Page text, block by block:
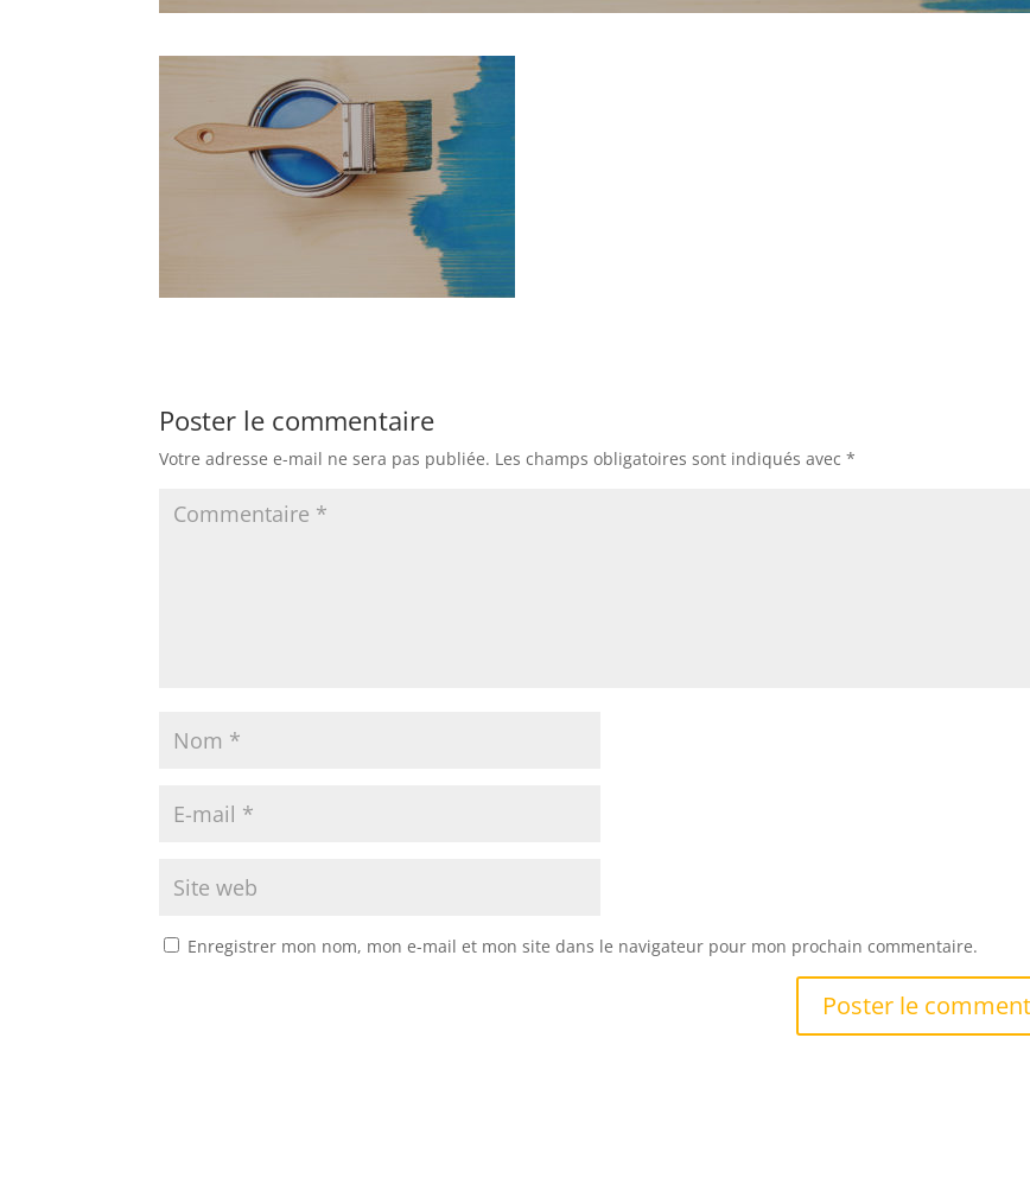
Poster le commentaire
Votre adresse e-mail ne sera pas publiée. Les champs obligatoires sont indiqués avec*
Enregistrer mon nom, mon e-mail et mon site dans le navigateur pour mon prochain commentaire.